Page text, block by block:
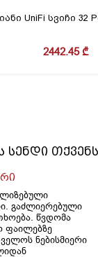
UniFi სვიჩი 32
2442.45₾
სენდი
გაძლიერებული
წვდომა
ფაილებზე
ნებისმიერი